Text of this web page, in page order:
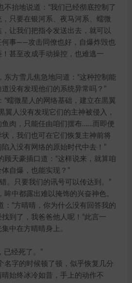
抬地说道：“我们已经彻底控制了
只要在银河系、夜马河系、蠕微
让我们把指令发送出去，就可以
何事——攻击同僚也好，自爆炸毁也
甚至改成手动操控，也难逃一
方雪儿焦急地问道：“这种控制能
没有发现他们的系统异常吗？”
微星人的网络基础，建立在黒翼
翼人没有发现它们的主神被侵入，
肉，只能任由咱们摆布……而即便
，我们也可在它们恢复主神前将
入没有网络的原始时代中去！”
天豪插口道：“这样说来，就算咱
自爆，也能实现？”
只要我们的讯号可以传达到。”
中都露出难以掩饰的兴奋神色。
“方晴晴，你为什么没有回答我的
到了，我爸爸他人呢！”此言一
中在方晴晴身上。
经死了。”
字的时候顿了顿，似乎恢复几分
始终冰冷如昔，手上的动作不